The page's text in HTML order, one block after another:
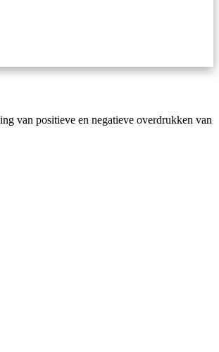
van positieve en negatieve overdrukken van